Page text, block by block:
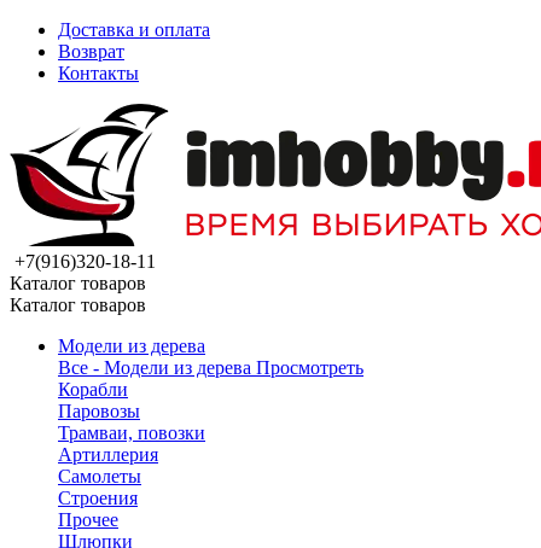
Доставка и оплата
Возврат
Контакты
+7(916)320-18-11
Каталог товаров
Каталог товаров
Модели из дерева
Все - Модели из дерева Просмотреть
Корабли
Паровозы
Трамваи, повозки
Артиллерия
Самолеты
Строения
Прочее
Шлюпки